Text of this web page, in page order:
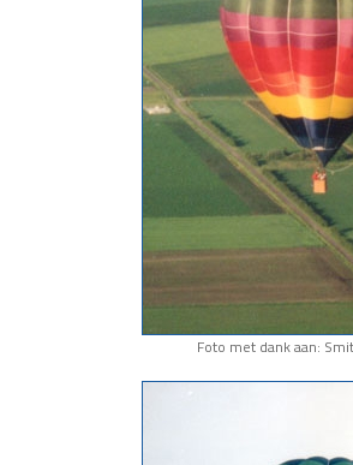
Foto met dank aan: